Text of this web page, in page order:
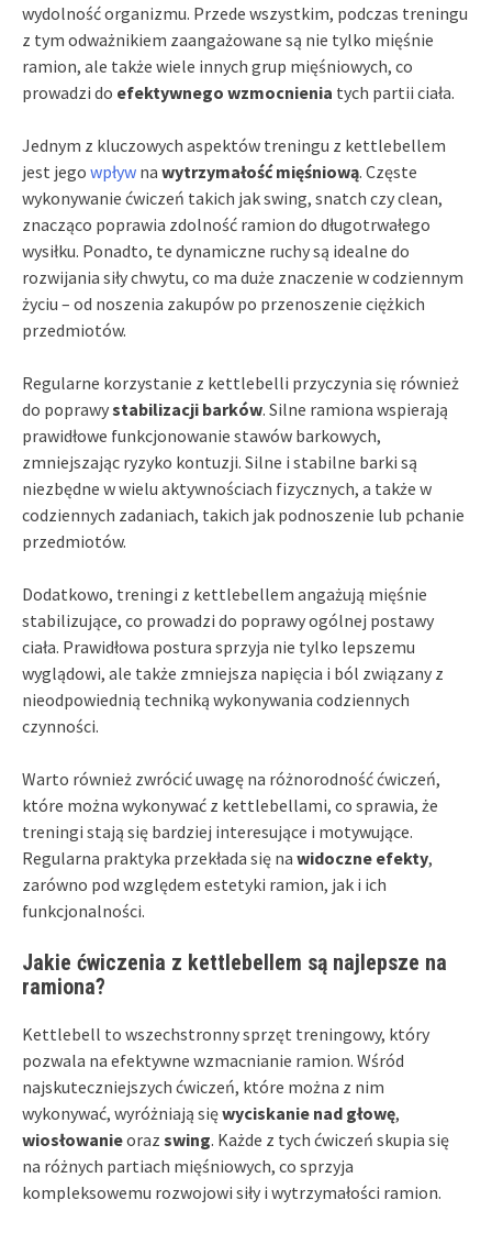
wydolność organizmu. Przede wszystkim, podczas treningu
z tym odważnikiem zaangażowane są nie tylko mięśnie
ramion, ale także wiele innych grup mięśniowych, co
prowadzi do efektywnego wzmocnienia tych partii ciała.
Jednym z kluczowych aspektów treningu z kettlebellem
jest jego wpływ na wytrzymałość mięśniową. Częste
wykonywanie ćwiczeń takich jak swing, snatch czy clean,
znacząco poprawia zdolność ramion do długotrwałego
wysiłku. Ponadto, te dynamiczne ruchy są idealne do
rozwijania siły chwytu, co ma duże znaczenie w codziennym
życiu – od noszenia zakupów po przenoszenie ciężkich
przedmiotów.
Regularne korzystanie z kettlebelli przyczynia się również
do poprawystabilizacji barków. Silne ramiona wspierają
prawidłowe funkcjonowanie stawów barkowych,
zmniejszając ryzyko kontuzji. Silne i stabilne barki są
niezbędne w wielu aktywnościach fizycznych, a także w
codziennych zadaniach, takich jak podnoszenie lub pchanie
przedmiotów.
Dodatkowo, treningi z kettlebellem angażują mięśnie
stabilizujące, co prowadzi do poprawy ogólnej postawy
ciała. Prawidłowa postura sprzyja nie tylko lepszemu
wyglądowi, ale także zmniejsza napięcia i ból związany z
nieodpowiednią techniką wykonywania codziennych
czynności.
Warto również zwrócić uwagę na różnorodność ćwiczeń,
które można wykonywać z kettlebellami, co sprawia, że
treningi stają się bardziej interesujące i motywujące.
Regularna praktyka przekłada się na widoczne efekty,
zarówno pod względem estetyki ramion, jak i ich
funkcjonalności.
Jakie ćwiczenia z kettlebellem są najlepsze na
ramiona?
Kettlebell to wszechstronny sprzęt treningowy, który
pozwala na efektywne wzmacnianie ramion. Wśród
najskuteczniejszych ćwiczeń, które można z nim
wykonywać, wyróżniają sięwyciskanie nad głowę,
wiosłowanieoraz swing. Każde z tych ćwiczeń skupia się
na różnych partiach mięśniowych, co sprzyja
kompleksowemu rozwojowi siły i wytrzymałości ramion.